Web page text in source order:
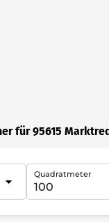
für 95615
Quadratmeter